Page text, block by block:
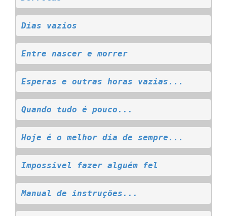
Dias vazios
Entre nascer e morrer
Esperas e outras horas vazias...
Quando tudo é pouco...
Hoje é o melhor dia de sempre...
Impossivel fazer alguém fel
Manual de instruções...